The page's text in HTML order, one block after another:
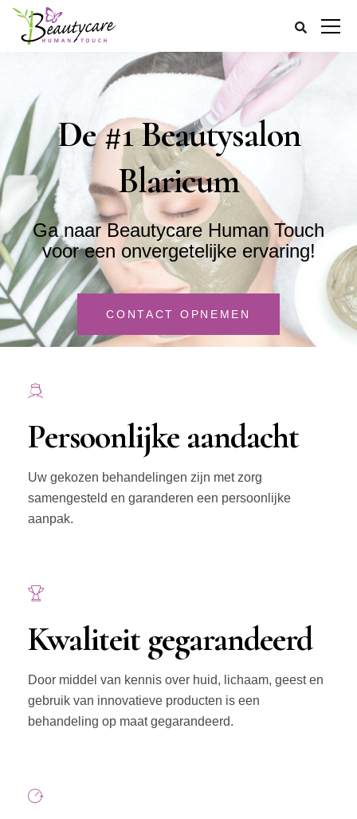
De #1 Beautysalon
Blaricum
Ga naar Beautycare Human Touch
voor een onvergetelijke ervaring!​​​​​​​​​​​​
CONTACT OPNEMEN
Persoonlijke aandacht
Uw gekozen behandelingen zijn met zorg
samengesteld en garanderen een persoonlijke
aanpak.
Kwaliteit gegarandeerd
Door middel van kennis over huid, lichaam, geest en
gebruik van innovatieve producten is een
behandeling op maat gegarandeerd.